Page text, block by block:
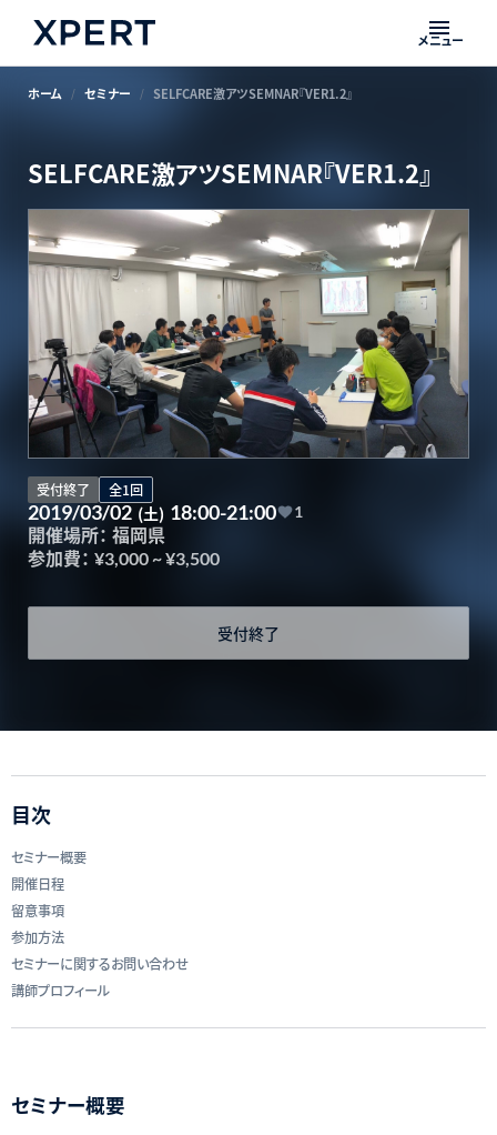
メニュー
ホーム セミナー SELFCARE激アツSEMNAR『VER1.2』
SELFCARE激アツSEMNAR『VER1.2』
受付終了 全1回
2019/03/02 (土) 18:00-21:00 1
開催場所： 福岡県
参加費： ¥3,000~¥3,500
受付終了
目次
セミナー概要
開催日程
留意事項
参加方法
セミナーに関するお問い合わせ
講師プロフィール
セミナー概要